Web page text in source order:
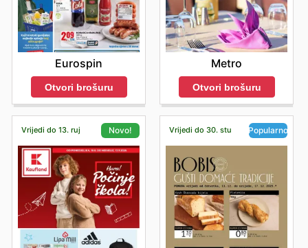
Eurospin
Otvori brošuru
Metro
Otvori brošuru
Vrijedi do 13. ruj Novo! Vrijedi do 30. stu Popularno